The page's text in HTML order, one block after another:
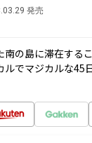
発売
南の島に滞在する
ルでマジカルな45